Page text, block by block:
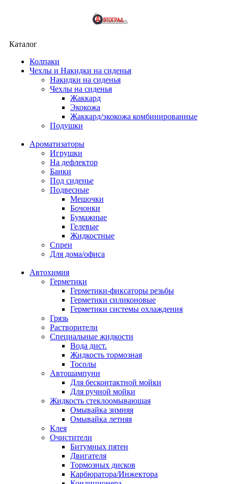
Каталог
Колпаки
Чехлы и Накидки на сиденья
Накидки на сиденья
Чехлы на сиденья
Жаккард
Экокожа
Жаккард/экокожа комбинированные
Подушки
Ароматизаторы
Игрушки
На дефлектор
Банки
Под сиденье
Подвесные
Мешочки
Бочонки
Бумажные
Гелевые
Жидкостные
Спреи
Для дома/офиса
Автохимия
Герметики
Герметики-фиксаторы резьбы
Герметики силиконовые
Герметики системы охлаждения
Грязь
Растворители
Специальные жидкости
Вода дист.
Жидкость тормозная
Тосолы
Автошампуни
Для бесконтактной мойки
Для ручной мойки
Жидкость стеклоомывающая
Омывайка зимняя
Омывайка летняя
Клея
Очистители
Битумных пятен
Двигателя
Тормозных дисков
Карбюратора/Инжектора